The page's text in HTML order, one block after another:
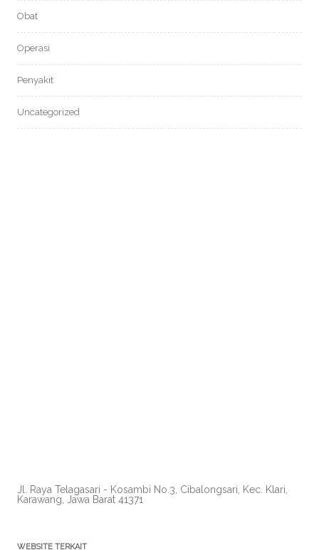
Obat
Operasi
Penyakit
Uncategorized
Jl. Raya Telagasari - Kosambi No.3, Cibalongsari, Kec. Klari,
Karawang, Jawa Barat 41371
WEBSITE TERKAIT